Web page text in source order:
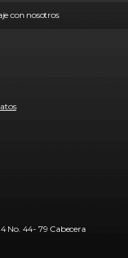
con nosotros
No. 44- 79 Cabecera